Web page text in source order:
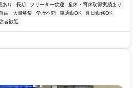
あり 長期 フリーター歓迎
産休・育休取得実績あり
由 大量募集 学歴不問 車通勤OK
即日勤務OK
者歓迎